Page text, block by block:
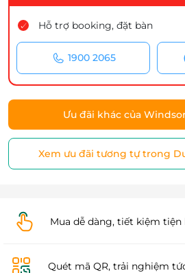
Hỗ trợ booking, đặt bàn
1900 2065
Ưu đãi khác của
Xem ưu đãi tương tự trong
Mua dễ dàng, tiết kiệm tiện
Quét mã QR, trải nghiệm